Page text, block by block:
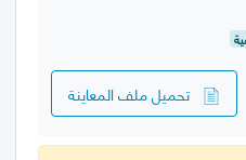
تحميل ملف المعاينة